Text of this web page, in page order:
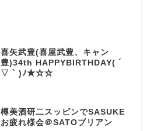
喜矢武豊(喜屋武豊、キャン
豊)34th HAPPYBIRTHDAY( ´
▽ ` )ﾉ★☆☆
樽美酒研二スッピンでSASUKE
お疲れ様会＠SATOブリアン